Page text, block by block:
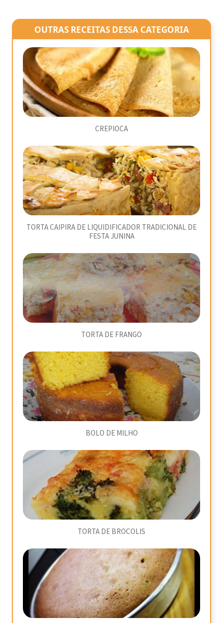
OUTRAS RECEITAS DESSA CATEGORIA
CREPIOCA
TORTA CAIPIRA DE LIQUIDIFICADOR TRADICIONAL DE
FESTA JUNINA
TORTA DE FRANGO
BOLO DE MILHO
TORTA DE BROCOLIS